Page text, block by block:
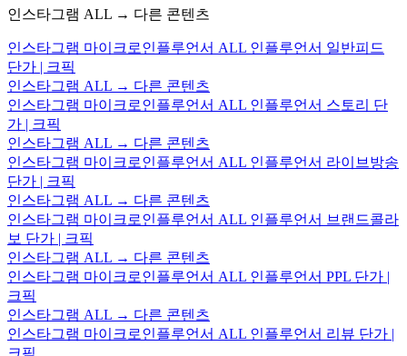
인스타그램 ALL → 다른 콘텐츠
인스타그램 마이크로인플루언서 ALL 인플루언서 일반피드
단가 | 크픽
인스타그램 ALL → 다른 콘텐츠
인스타그램 마이크로인플루언서 ALL 인플루언서 스토리 단
가 | 크픽
인스타그램 ALL → 다른 콘텐츠
인스타그램 마이크로인플루언서 ALL 인플루언서 라이브방송
단가 | 크픽
인스타그램 ALL → 다른 콘텐츠
인스타그램 마이크로인플루언서 ALL 인플루언서 브랜드콜라
보 단가 | 크픽
인스타그램 ALL → 다른 콘텐츠
인스타그램 마이크로인플루언서 ALL 인플루언서 PPL 단가 |
크픽
인스타그램 ALL → 다른 콘텐츠
인스타그램 마이크로인플루언서 ALL 인플루언서 리뷰 단가 |
크픽